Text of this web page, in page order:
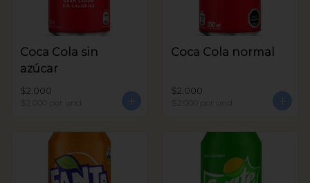
Coca Cola sin
azúcar
$2.000
$2.000 por und
Coca Cola normal
$2.000
$2.000 por und